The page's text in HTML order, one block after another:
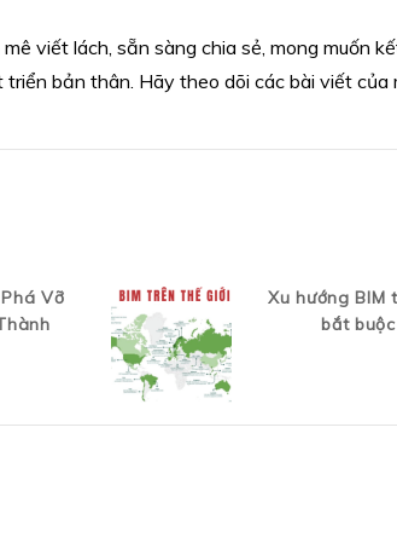
viết lách, sẵn sàng chia sẻ, mong muốn
bản thân. Hãy theo dõi các bài viết của
Vỡ
Xu hướng BIM
bắt